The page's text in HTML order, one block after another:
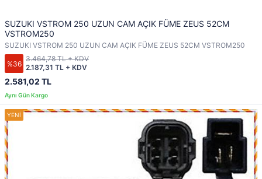
SUZUKI VSTROM 250 UZUN CAM AÇIK FÜME ZEUS 52CM
VSTROM250
SUZUKI VSTROM 250 UZUN CAM AÇIK FÜME ZEUS 52CM VSTROM250
%36
2.581,02 TL
2.187,31 TL + KDV
3.464,78 TL + KDV